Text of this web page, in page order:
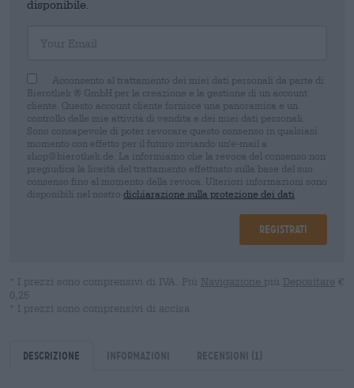
disponibile.
Acconsento al trattamento dei miei dati personali da parte di
Bierothek ® GmbH per la creazione e la gestione di un account
cliente. Questo account cliente fornisce una panoramica e un
controllo delle mie attività di vendita e dei miei dati personali.
Sono consapevole di poter revocare questo consenso in qualsiasi
momento con effetto per il futuro inviando un'e-mail a
shop@bierothek.de. La informiamo che la revoca del consenso non
pregiudica la liceità del trattamento effettuato sulla base del suo
consenso fino al momento della revoca. Ulteriori informazioni sono
disponibili nel nostro dichiarazione sulla protezione dei dati
Registrati
* I prezzi sono comprensivi di IVA. Più Navigazione più Depositare €
0,25
* I prezzi sono comprensivi di accisa
Descrizione Informazioni Recensioni (1)